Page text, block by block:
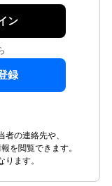
ン
録
の連絡先や、
を閲覧できます。
ます。